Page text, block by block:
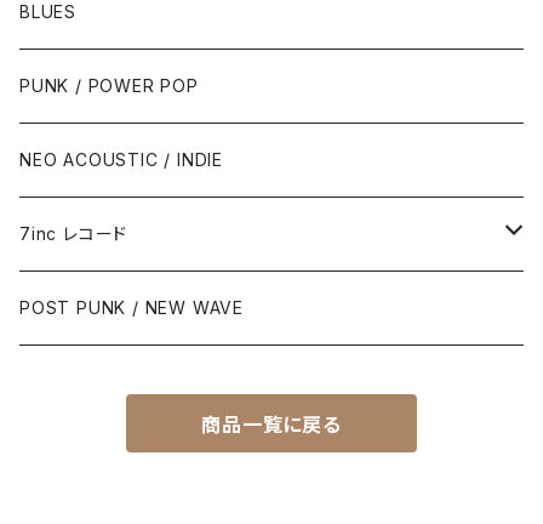
BLUES
PUNK / POWER POP
NEO ACOUSTIC / INDIE
7inc レコード
PUNK / 2TONE
SKA / ROCK STEADY / REGGAE
POST PUNK / NEW WAVE
商品一覧に戻る